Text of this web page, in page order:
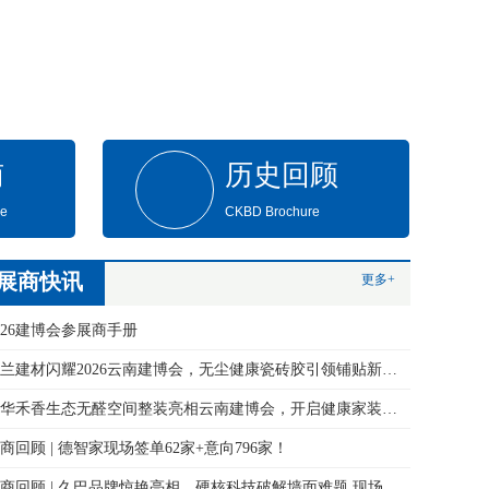
历史回顾
CKBD Brochure
商快讯 更多+
建博会参展商手册
永兰建材闪耀2026云南建博会，无尘健康瓷砖胶引领铺贴新变革！
万华禾香生态无醛空间整装亮相云南建博会，开启健康家装新体验
回顾 | 德智家现场签单62家+意向796家！